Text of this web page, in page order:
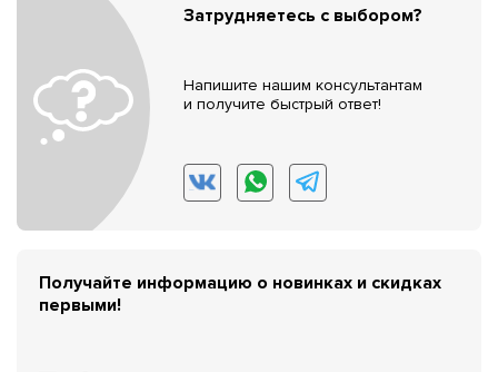
Затрудняетесь с выбором?
Напишите нашим консультантам
и получите быстрый ответ!
Получайте информацию о новинках и скидках
первыми!